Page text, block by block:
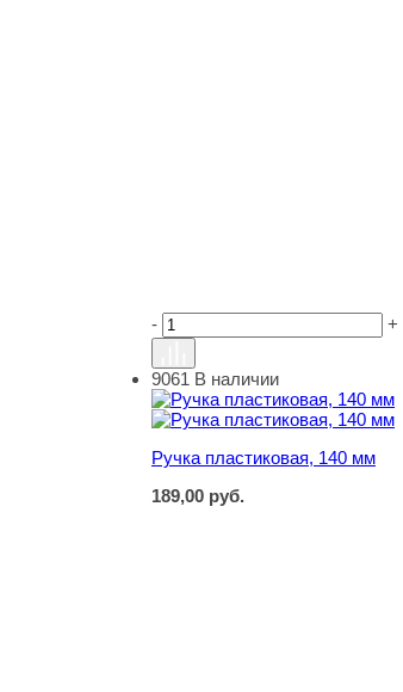
- +
Ручка пластиковая, 140 мм
9061 В наличии
Ручка пластиковая, 140 мм
189,00 руб.